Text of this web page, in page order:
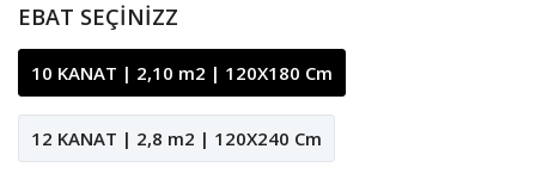
EBAT SEÇİNİZZ
10 KANAT | 2,10 m2 | 120X180 Cm
12 KANAT | 2,8 m2 | 120X240 Cm